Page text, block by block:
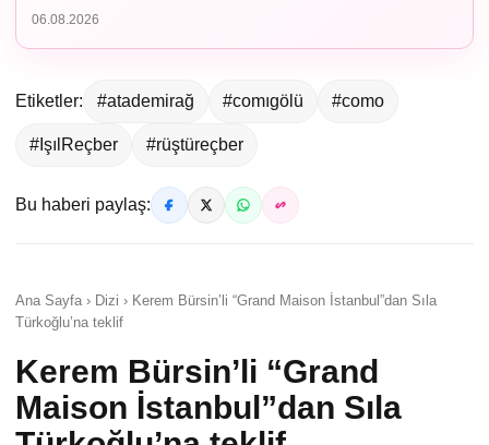
06.08.2026
Etiketler: #atademirağ #comıgölü #como
#IşılReçber #rüştüreçber
Bu haberi paylaş:
Ana Sayfa › Dizi › Kerem Bürsin’li “Grand Maison İstanbul”dan Sıla
Türkoğlu’na teklif
Kerem Bürsin’li “Grand
Maison İstanbul”dan Sıla